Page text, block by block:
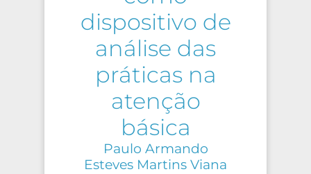
dispositivo de
análise das
práticas na
atenção
básica
Paulo Armando
Esteves Martins Viana